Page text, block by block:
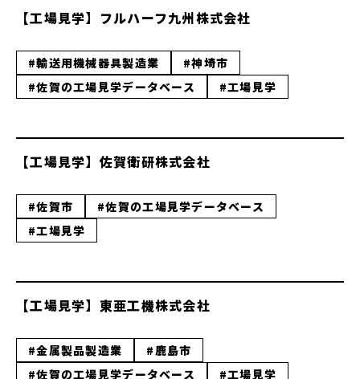
【工場見学】フルハーフ九州株式会社
#輸送用機械器具製造業
#神埼市
#佐賀の工場見学データベース
#工場見学
【工場見学】佐賀衛研株式会社
#佐賀市
#佐賀の工場見学データベース
#工場見学
【工場見学】東亜工機株式会社
#金属製品製造業
#鹿島市
#佐賀の工場見学データベース
#工場見学